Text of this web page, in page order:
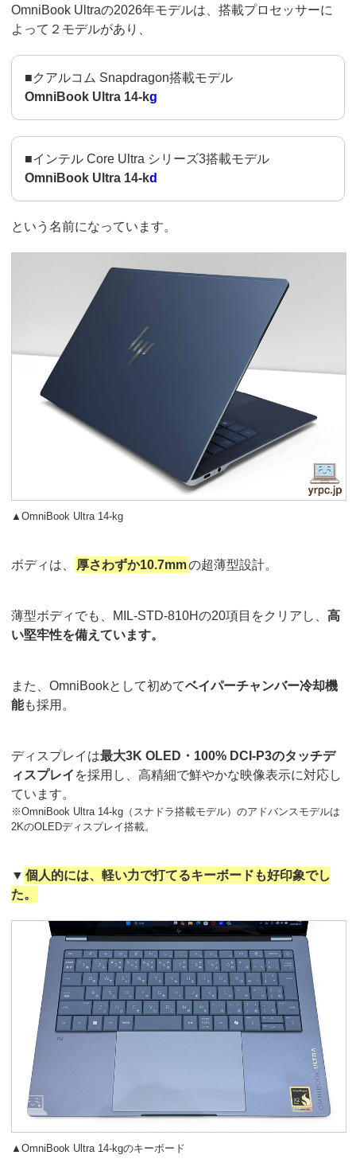
OmniBook Ultraの2026年モデルは、搭載プロセッサーに
よって２モデルがあり、
■クアルコム Snapdragon搭載モデル
OmniBook Ultra 14-kg
■インテル Core Ultra シリーズ3搭載モデル
OmniBook Ultra 14-kd
という名前になっています。
▲OmniBook Ultra 14-kg
ボディは、 厚さわずか10.7mmの超薄型設計。
薄型ボディでも、MIL-STD-810Hの20項目をクリアし、高
い堅牢性を備えています。
また、OmniBookとして初めてベイパーチャンバー冷却機
能も採用。
ディスプレイは最大3K OLED・100% DCI-P3のタッチデ
ィスプレイ を採用し、高精細で鮮やかな映像表示に対応し
ています。
※OmniBook Ultra 14-kg（スナドラ搭載モデル）のアドバンスモデルは
2KのOLEDディスプレイ搭載。
▼ 個人的には、軽い力で打てるキーボードも好印象でし
た。
▲OmniBook Ultra 14-kgのキーボード